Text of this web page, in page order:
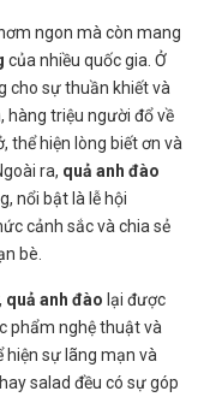
ngon mà còn mang
của nhiều quốc gia. Ở
cho sự thuần khiết và
hàng triệu người đổ về
thể hiện lòng biết ơn và
ra, quả anh đào
nổi bật là lễ hội
cảnh sắc và chia sẻ
bè.
quả anh đào lại được
phẩm nghệ thuật và
hiện sự lãng mạn và
salad đều có sự góp